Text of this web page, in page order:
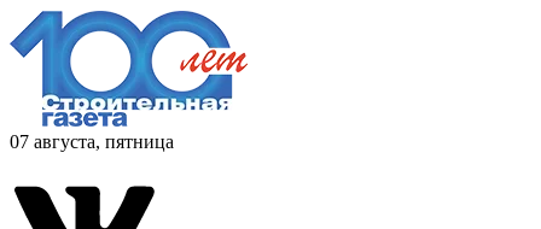
07 августа, пятница